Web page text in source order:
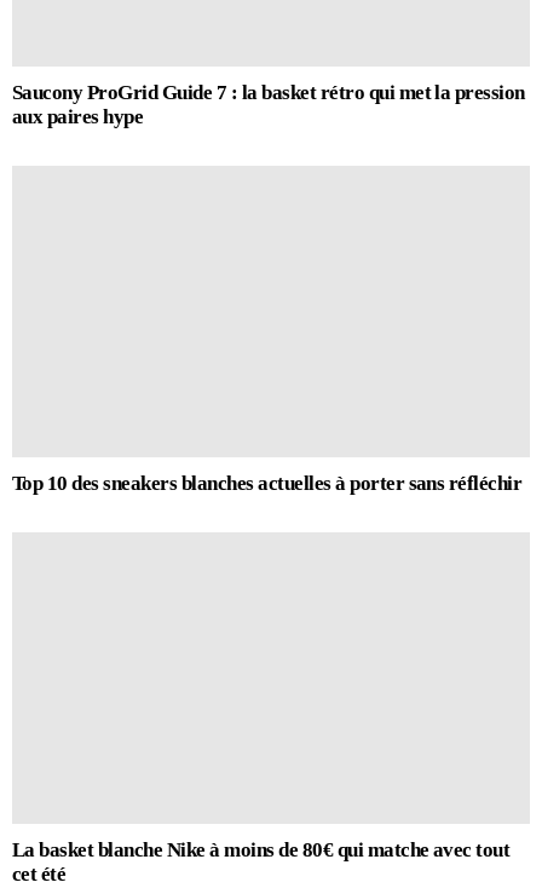
Saucony ProGrid Guide 7 : la basket rétro qui met la pression
aux paires hype
Top 10 des sneakers blanches actuelles à porter sans réfléchir
La basket blanche Nike à moins de 80€ qui matche avec tout
cet été